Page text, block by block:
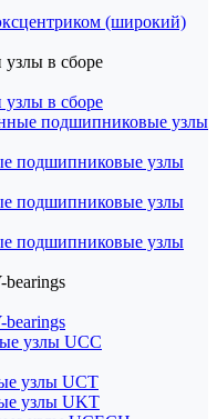
(широкий)
в сборе
в сборе
подшипниковые узлы
подшипниковые узлы
подшипниковые узлы
подшипниковые узлы
узлы UCC
узлы UCT
узлы UKT